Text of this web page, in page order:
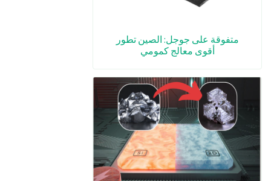
متفوقة على جوجل: الصين تطور
أقوى معالج كمومي